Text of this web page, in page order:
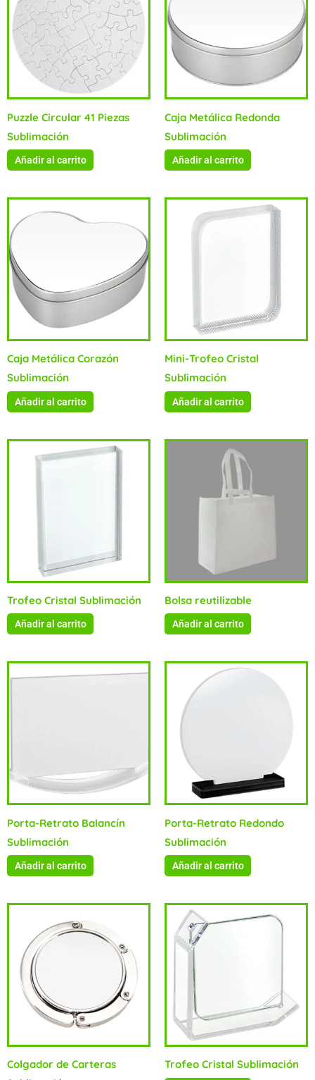
Puzzle Circular 41 Piezas
Sublimación
Añadir al carrito
Caja Metálica Redonda
Sublimación
Añadir al carrito
Caja Metálica Corazón
Sublimación
Añadir al carrito
Mini-Trofeo Cristal
Sublimación
Añadir al carrito
Trofeo Cristal Sublimación
Añadir al carrito
Bolsa reutilizable
Añadir al carrito
Porta-Retrato Balancín
Sublimación
Añadir al carrito
Porta-Retrato Redondo
Sublimación
Añadir al carrito
Colgador de Carteras
Trofeo Cristal Sublimación